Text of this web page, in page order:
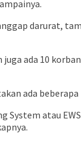
darurat,
ada 10
ada
System atau